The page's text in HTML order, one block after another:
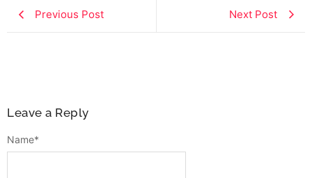
Previous Post Next Post
Leave a Reply
Name*